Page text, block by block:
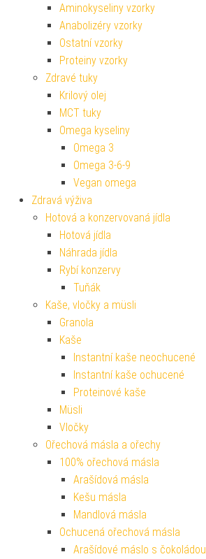
Aminokyseliny vzorky
Anabolizéry vzorky
Ostatní vzorky
Proteiny vzorky
Zdravé tuky
Krilový olej
MCT tuky
Omega kyseliny
Omega 3
Omega 3-6-9
Vegan omega
Zdravá výživa
Hotová a konzervovaná jídla
Hotová jídla
Náhrada jídla
Rybí konzervy
Tuňák
Kaše, vločky a müsli
Granola
Kaše
Instantní kaše neochucené
Instantní kaše ochucené
Proteinové kaše
Müsli
Vločky
Ořechová másla a ořechy
100% ořechová másla
Arašídová másla
Kešu másla
Mandlová másla
Ochucená ořechová másla
Arašídové máslo s čokoládou